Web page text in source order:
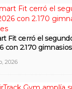
Fit cerró el
con 2.170
2026